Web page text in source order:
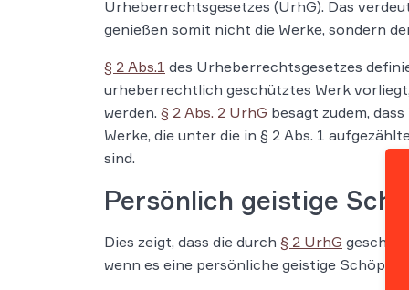
Urheberrechtsgesetzes (UrhG). Das
genießen somit nicht die Werke, sondern
§ 2 Abs.1 des Urheberrechtsgesetzes
urheberrechtlich geschütztes Werk
werden. § 2 Abs. 2 UrhG besagt zudem,
Werke, die unter die in § 2 Abs. 1
sind.
Persönlich geistige
Dies zeigt, dass die durch § 2 UrhG
wenn es eine persönliche geistige